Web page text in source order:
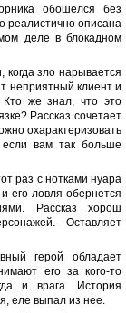
обошелся без
реалистично описана
деле в блокадном
когда зло нарывается
неприятный клиент и
Кто же знал, что это
Рассказ сочетает
охарактеризовать
если вам так больше
раз с нотками нуара
его ловля обернется
Рассказ хорош
Оставляет
герой обладает
его за кого-то
и врага. История
еле выпал из нее.